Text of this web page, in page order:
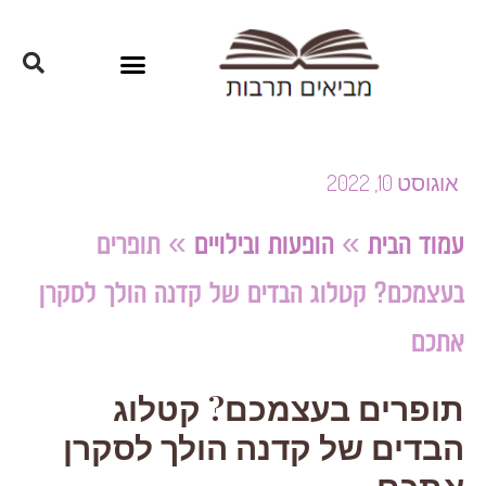
אוגוסט 10, 2022
עמוד הבית»הופעות ובילויים»תופרים
בעצמכם? קטלוג הבדים של קדנה הולך לסקרן
אתכם
תופרים בעצמכם? קטלוג
הבדים של קדנה הולך לסקרן